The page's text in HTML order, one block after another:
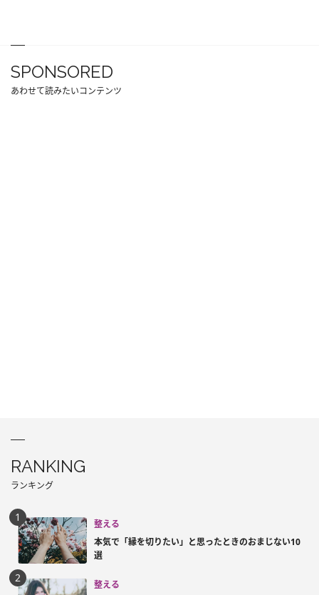
SPONSORED
あわせて読みたいコンテンツ
RANKING
ランキング
整える
本気で「縁を切りたい」と思ったときのおまじない10
選
整える